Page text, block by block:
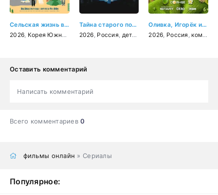
Сельская жизнь в Ëннири
2026 Корея Южная комедия
Тайна старого портрета
2026 Россия детектив ,мелодрама, криминал
Оливка, Игорёк и Рекс
2026 Россия комедия
Оставить комментарий
Написать комментарий
Всего комментариев0
фильмы онлайн » Сериалы
Популярное: